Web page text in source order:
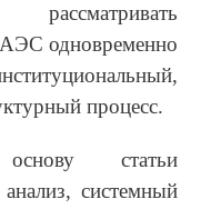
рассматривать
одновременно
процесс.
основу статьи
системный